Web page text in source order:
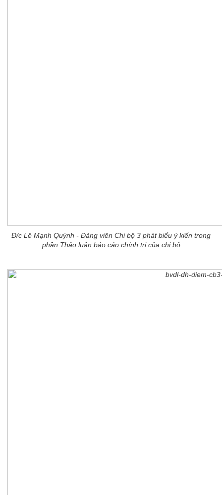
Đ/c Lê Mạnh Quỳnh - Đảng viên Chi bộ 3 phát biểu ý kiến trong
phần Thảo luận báo cáo chính trị của chi bộ